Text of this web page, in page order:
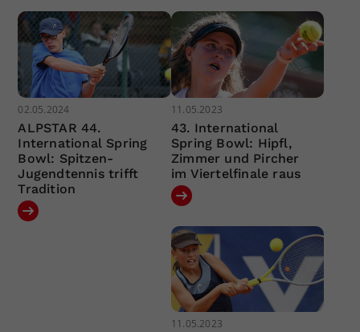
02.05.2024
ALPSTAR 44.
International Spring
Bowl: Spitzen-
Jugendtennis trifft
Tradition
11.05.2023
43. International
Spring Bowl: Hipfl,
Zimmer und Pircher
im Viertelfinale raus
11.05.2023